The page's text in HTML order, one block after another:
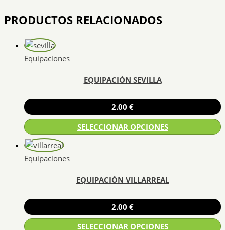
PRODUCTOS RELACIONADOS
Equipaciones
EQUIPACIÓN SEVILLA
2.00 €
SELECCIONAR OPCIONES
Este
producto
Las
opciones
Equipaciones
EQUIPACIÓN VILLARREAL
2.00 €
SELECCIONAR OPCIONES